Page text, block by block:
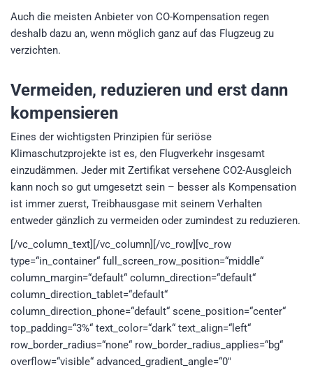
Auch die meisten Anbieter von CO-Kompensation regen
deshalb dazu an, wenn möglich ganz auf das Flugzeug zu
verzichten.
Vermeiden, reduzieren und erst dann
kompensieren
Eines der wichtigsten Prinzipien für seriöse
Klimaschutzprojekte ist es, den Flugverkehr insgesamt
einzudämmen. Jeder mit Zertifikat versehene CO2-Ausgleich
kann noch so gut umgesetzt sein – besser als Kompensation
ist immer zuerst, Treibhausgase mit seinem Verhalten
entweder gänzlich zu vermeiden oder zumindest zu reduzieren.
[/vc_column_text][/vc_column][/vc_row][vc_row
type=“in_container“ full_screen_row_position=“middle“
column_margin=“default“ column_direction=“default“
column_direction_tablet=“default“
column_direction_phone=“default“ scene_position=“center“
top_padding=“3%“ text_color=“dark“ text_align=“left“
row_border_radius=“none“ row_border_radius_applies=“bg“
overflow=“visible“ advanced_gradient_angle=“0″